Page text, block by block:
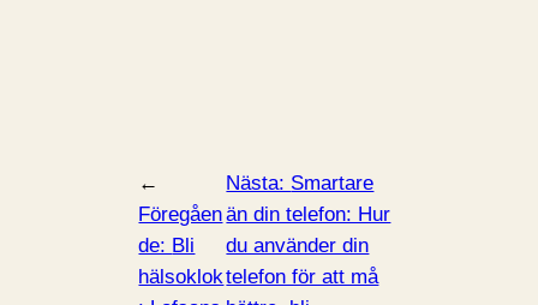
←
Föregåen
de: Bli
hälsoklok
Nästa: Smartare
än din telefon: Hur
du använder din
telefon för att må